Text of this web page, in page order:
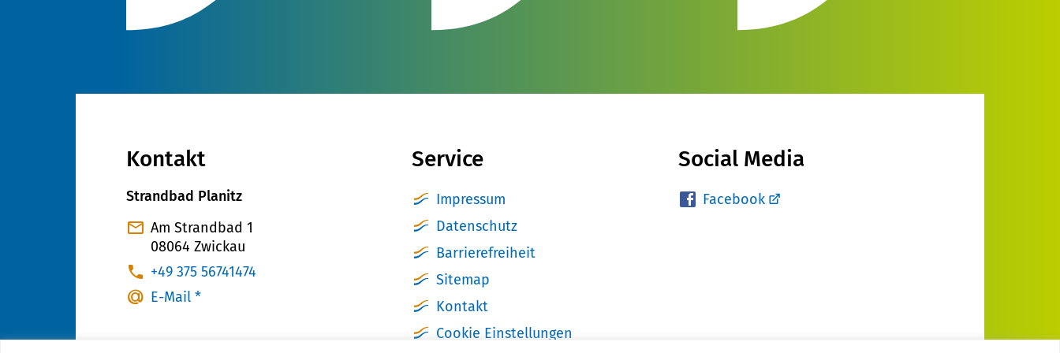
Kontakt
Strandbad Planitz
Am Strandbad 1
08064 Zwickau
:+49 375 56741474
E-Mail *
Service
Impressum
Datenschutz
Barrierefreiheit
Sitemap
Kontakt
Cookie Einstellungen
Social Media
Facebook